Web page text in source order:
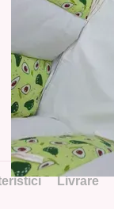
Livrare